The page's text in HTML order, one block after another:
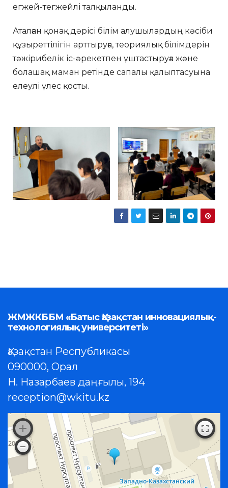
егжей-тегжейлі талқыланды.
Аталған қонақ дәрісі білім алушылардың кәсіби
құзыреттілігін арттыруға, теориялық білімдерін
тәжірибелік іс-әрекетпен ұштастыруға және
болашақ маман ретінде сапалы қалыптасуына
елеулі үлес қосты.
ЖМЖКББМ «Батыс Қазақстан инновациялық-
технологиялық университеті»
Қазақстан Республикасы
090000, Орал
Н. Назарбаев даңғылы, 194
reception@wkitu.kz